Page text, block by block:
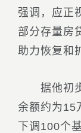
强调，应正
部分存量房
助力恢复和
据他初步
余额约为15
下调100个